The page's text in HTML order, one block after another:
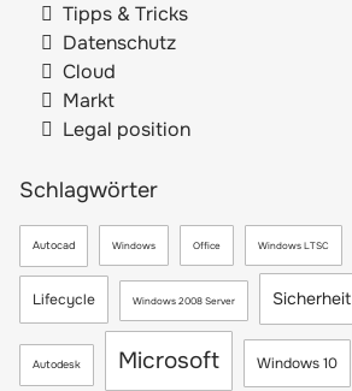
Tipps & Tricks
Datenschutz
Cloud
Markt
Legal position
Schlagwörter
Autocad Windows Office Windows LTSC
Lifecycle Windows 2008 Server Sicherheit
Autodesk Microsoft Windows 10